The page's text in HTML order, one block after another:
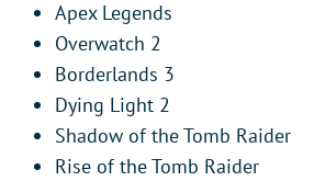
Apex Legends
Overwatch 2
Borderlands 3
Dying Light 2
Shadow of the Tomb Raider
Rise of the Tomb Raider